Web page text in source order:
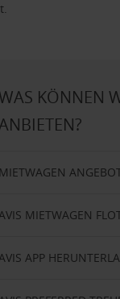
KÖNNEN
MIETWAGEN
MIETWAGEN
APP